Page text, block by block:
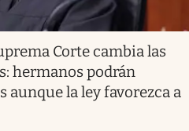
Corte cambia las
hermanos podrán
la ley favorezca a